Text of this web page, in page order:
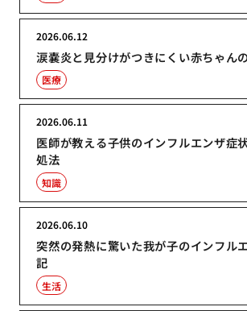
涙嚢炎と見分けがつきにくい赤ちゃん
2026.06.12
医療
医師が教える子供のインフルエンザ症
処法
2026.06.11
知識
突然の発熱に驚いた我が子のインフル
記
2026.06.10
生活